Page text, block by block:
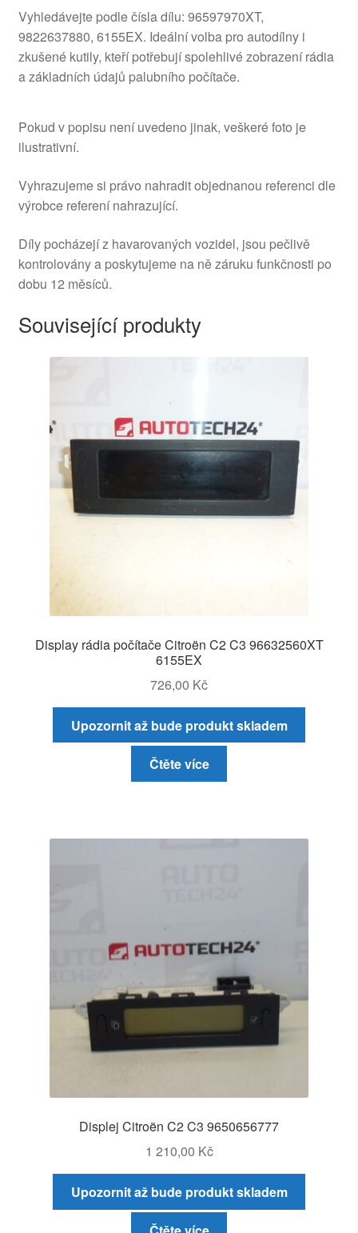
Vyhledávejte podle čísla dílu: 96597970XT,
9822637880, 6155EX. Ideální volba pro autodílny i
zkušené kutily, kteří potřebují spolehlivé zobrazení rádia
a základních údajů palubního počítače.
Pokud v popisu není uvedeno jinak, veškeré foto je
ilustrativní.
Vyhrazujeme si právo nahradit objednanou referenci dle
výrobce referení nahrazující.
Díly pocházejí z havarovaných vozidel, jsou pečlivě
kontrolovány a poskytujeme na ně záruku funkčnosti po
dobu 12 měsíců.
Související produkty
Display rádia počítače Citroën C2 C3 96632560XT
6155EX
726,00 Kč
Upozornit až bude produkt skladem
Čtěte více
Displej Citroën C2 C3 9650656777
1 210,00 Kč
Upozornit až bude produkt skladem